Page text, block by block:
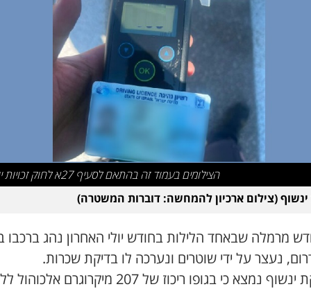
הצילומים בעמוד זה בהתאם לסעיף 27א לחוק זכויות יוצרים
(צילום ארכיון להמחשה: דוברות המשטרה)
מרמלה שבאחד הלילות בחודש יולי האחרון נהג ברכבו
בבדיקת ינשוף נמצא כי בגופו ריכוז של 207 מיקרוגרם